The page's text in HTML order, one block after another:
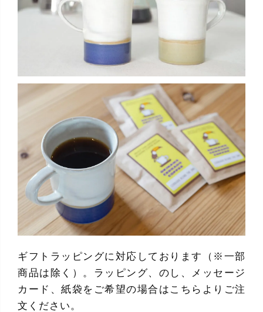
ギフトラッピングに対応しております（※一部
商品は除く）。ラッピング、のし、メッセージ
カード、紙袋をご希望の場合はこちらよりご注
文ください。